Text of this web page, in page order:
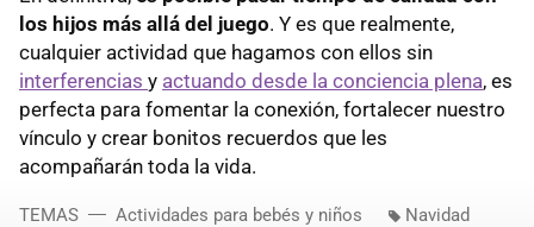
los hijos más allá del juego. Y es que realmente,
cualquier actividad que hagamos con ellos sin
interferencias y actuando desde la conciencia plena, es
perfecta para fomentar la conexión, fortalecer nuestro
vínculo y crear bonitos recuerdos que les
acompañarán toda la vida.
TEMAS Actividades para bebés y niños Navidad